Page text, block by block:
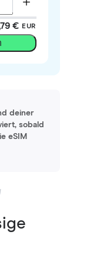
€ EUR
deiner
sobald
eSIM